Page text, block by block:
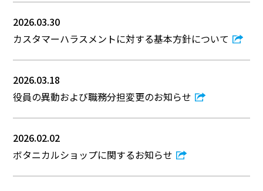
2026.03.30
カスタマーハラスメントに対する基本方針について
2026.03.18
役員の異動および職務分担変更のお知らせ
2026.02.02
ボタニカルショップに関するお知らせ